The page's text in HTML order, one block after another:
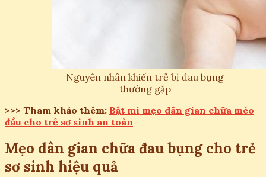
Nguyên nhân khiến trẻ bị đau bụng
thường gặp
>>> Tham khảo thêm: Bật mí mẹo dân gian chữa méo
đầu cho trẻ sơ sinh an toàn
Mẹo dân gian chữa đau bụng cho trẻ
sơ sinh hiệu quả